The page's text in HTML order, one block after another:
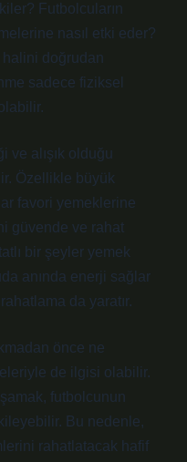
Futbolcuların
nasıl etki eder?
doğrudan
sadece fiziksel
ve alışık olduğu
Özellikle büyük
favori yemeklerine
güvende ve rahat
bir şeyler yemek
anında enerji sağlar
da yaratır.
önce ne
de ilgisi olabilir.
futbolcunun
Bu nedenle,
rahatlatacak hafif